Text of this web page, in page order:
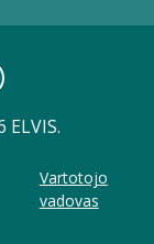
Vartotojo
vadovas